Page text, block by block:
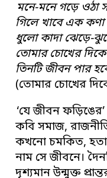
মনে-মনে গড়ে ওঠা
গিলে খাবে এক কণা
ধুলো কাদা ঝেড়ে-
তোমার চোখের
তিনটি জীবন পার
(তোমার চোখের
‘যে জীবন
কবি সমাজ,
কখনো চমকিত,
নাম সে জীবনে।
দৃশ্যমান উন্মুক্ত